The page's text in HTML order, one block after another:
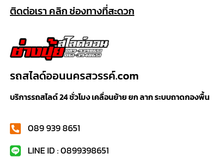
ติดต่อเรา คลิก ช่องทางที่สะดวก
รถสไลด์ออนนครสวรรค์.com
บริการรถสไลด์ 24 ชั่วโมง เคลื่อนย้าย ยก ลาก ระบบถาดกองพื้น
089 939 8651
LINE ID : 0899398651